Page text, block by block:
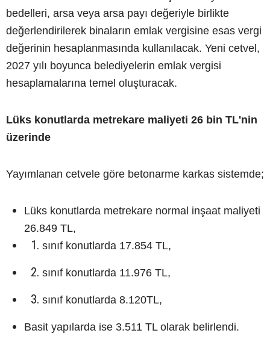
bedelleri, arsa veya arsa payı değeriyle birlikte
değerlendirilerek binaların emlak vergisine esas vergi
değerinin hesaplanmasında kullanılacak. Yeni cetvel,
2027 yılı boyunca belediyelerin emlak vergisi
hesaplamalarına temel oluşturacak.
Lüks konutlarda metrekare maliyeti 26 bin TL'nin
üzerinde
Yayımlanan cetvele göre betonarme karkas sistemde;
Lüks konutlarda metrekare normal inşaat maliyeti
26.849 TL,
sınıf konutlarda 17.854 TL,
sınıf konutlarda 11.976 TL,
sınıf konutlarda 8.120TL,
Basit yapılarda ise 3.511 TL olarak belirlendi.